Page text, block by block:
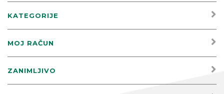
KATEGORIJE
MOJ RAČUN
ZANIMLJIVO